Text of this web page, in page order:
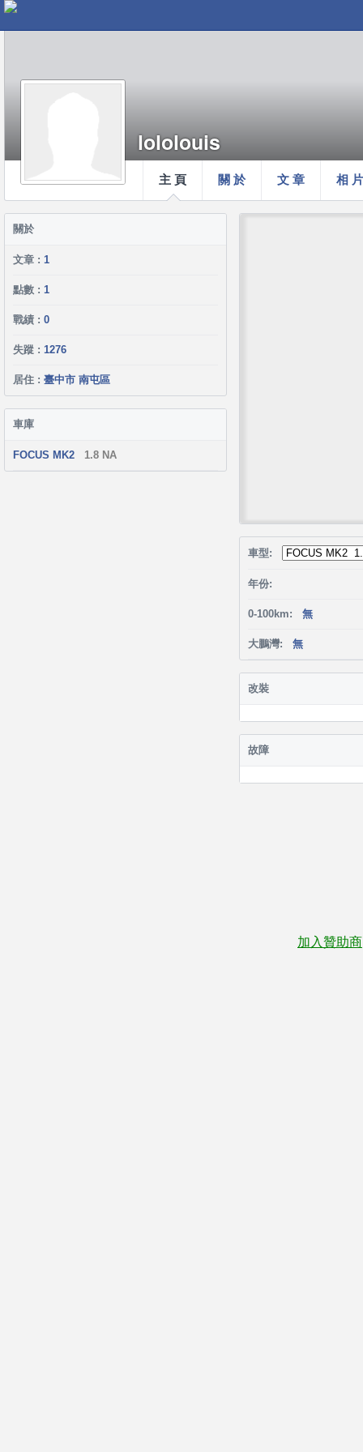
主 頁 關 於 文 章 相 片
lololouis
關於
文章 : 1
點數 : 1
戰績 : 0
失蹤 : 1276
居住 : 臺中市 南屯區
車庫
FOCUS MK2 1.8 NA
車型:
年份:
0-100km: 無
大鵬灣: 無
改裝
故障
加入贊助商